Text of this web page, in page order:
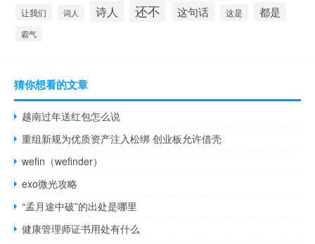
让我们 词人 诗人 还不 这句话 这是 都是
霸气
猜你想看的文章
越南过年送红包怎么说
重组新规为优质资产注入松绑 创业板允许借壳
wefin（wefinder）
exo微光攻略
“孟月途中破”的出处是哪里
健康管理师证书用处有什么